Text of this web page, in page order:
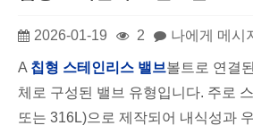
2026-01-19 2 나에게 메시
A 칩형 스테인리스 밸브볼트로 연결
체로 구성된 밸브 유형입니다. 주로
또는 316L)으로 제작되어 내식성과